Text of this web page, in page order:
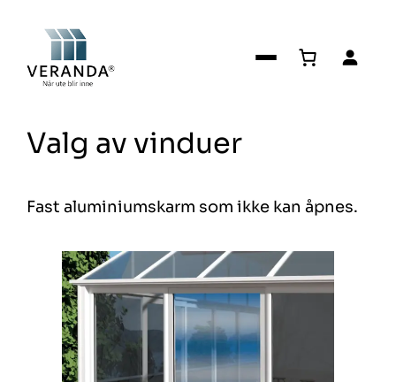
innhold
Valg av vinduer
Fast aluminiumskarm som ikke kan åpnes.